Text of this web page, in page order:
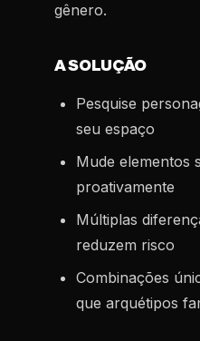
gênero.
A SOLUÇÃO
Pesquise
seu espaço
Mude elementos
proativamente
Múltiplas
reduzem risco
Combinações
que arquétipos